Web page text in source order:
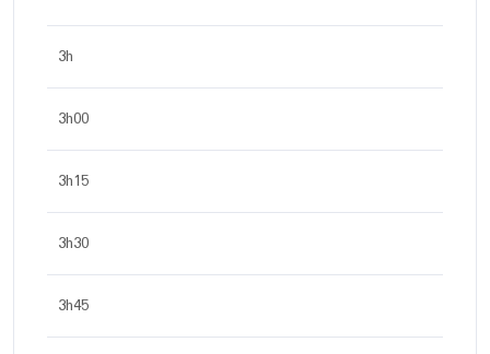
3h
3h00
3h15
3h30
3h45